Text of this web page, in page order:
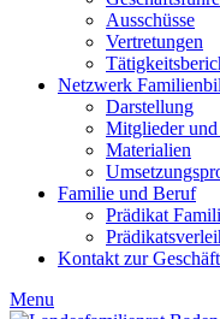
Ausschüsse
Vertretungen
Netzwerk
Darstellung
Mitglieder und
Materialien
Familie und Beruf
Prädikat
Kontakt zur
Menu